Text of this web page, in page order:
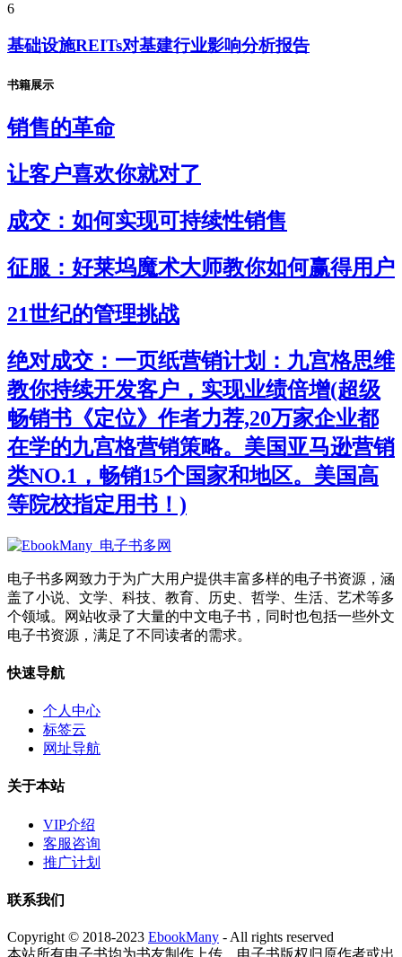
6
基础设施REITs对基建行业影响分析报告
书籍展示
销售的革命
让客户喜欢你就对了
成交：如何实现可持续性销售
征服：好莱坞魔术大师教你如何赢得用户
21世纪的管理挑战
绝对成交：一页纸营销计划：九宫格思维
教你持续开发客户，实现业绩倍增(超级
畅销书《定位》作者力荐,20万家企业都
在学的九宫格营销策略。美国亚马逊营销
类NO.1，畅销15个国家和地区。美国高
等院校指定用书！)
电子书多网致力于为广大用户提供丰富多样的电子书资源，涵
盖了小说、文学、科技、教育、历史、哲学、生活、艺术等多
个领域。网站收录了大量的中文电子书，同时也包括一些外文
电子书资源，满足了不同读者的需求。
快速导航
个人中心
标签云
网址导航
关于本站
VIP介绍
客服咨询
推广计划
联系我们
Copyright © 2018-2023 EbookMany - All rights reserved
本站所有电子书均为书友制作上传，电子书版权归原作者或出